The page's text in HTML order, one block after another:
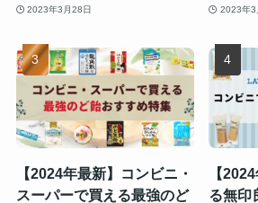
2023年3月28日 2023年3
【2024年最新】コンビニ・
スーパーで買える最強のど
【
る無印